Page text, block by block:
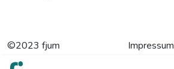
Impressum
©2023 fjum